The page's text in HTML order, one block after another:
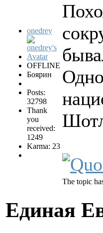
onedrey
OFFLINE
Боярин
Posts:
32798
Thank
you
received:
1249
Karma: 23
The topic
Единая